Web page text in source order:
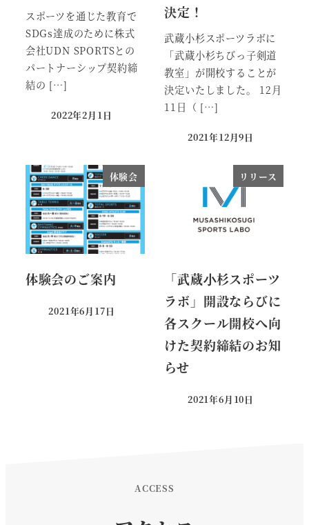
スポーツを通じた教育で
SDGs達成のために株式
会社UDN SPORTSとの
パートナーシップ契約締
結の […]
投稿日
2022年2月1日
決定！
武蔵小杉スポーツラボに
「武蔵小杉ちびっ子剣道
教室」が開校することが
決定いたしました。 12月
11日（ […]
投稿日
2021年12月9日
体験会
体験会のご案内
投稿日
2021年6月17日
リリース
「武蔵⼩杉スポーツ
ラボ」開設ならびに
各スクール開校へ向
けた契約締結のお知
らせ
投稿日
2021年6月10日
ACCESS